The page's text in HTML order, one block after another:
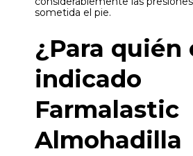
sometida el pie.
¿Para quién
indicado
Farmalastic
Almohadilla